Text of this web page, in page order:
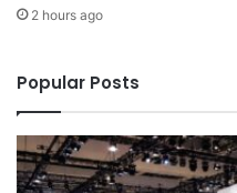
2 hours ago
Popular Posts